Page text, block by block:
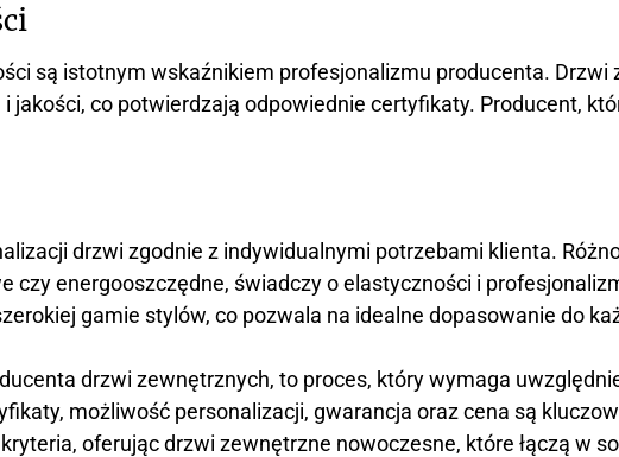
są istotnym wskaźnikiem profesjonalizmu producenta.
jakości, co potwierdzają odpowiednie certyfikaty. Producent,
drzwi zgodnie z indywidualnymi potrzebami klienta.
czy energooszczędne, świadczy o elastyczności i
gamie stylów, co pozwala na idealne dopasowanie do
drzwi zewnętrznych, to proces, który wymaga
możliwość personalizacji, gwarancja oraz cena są
oferując drzwi zewnętrzne nowoczesne, które łączą w